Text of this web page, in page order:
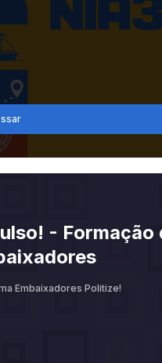
Impulso! - Formação de
do cursodo curso
- Formação
Embaixadores Politize!